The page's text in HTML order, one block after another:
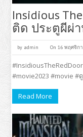
Insidious
ติด ประตูผีผ่
by admin On 16 พฤศจิก
#movie2023 #movie
Read More